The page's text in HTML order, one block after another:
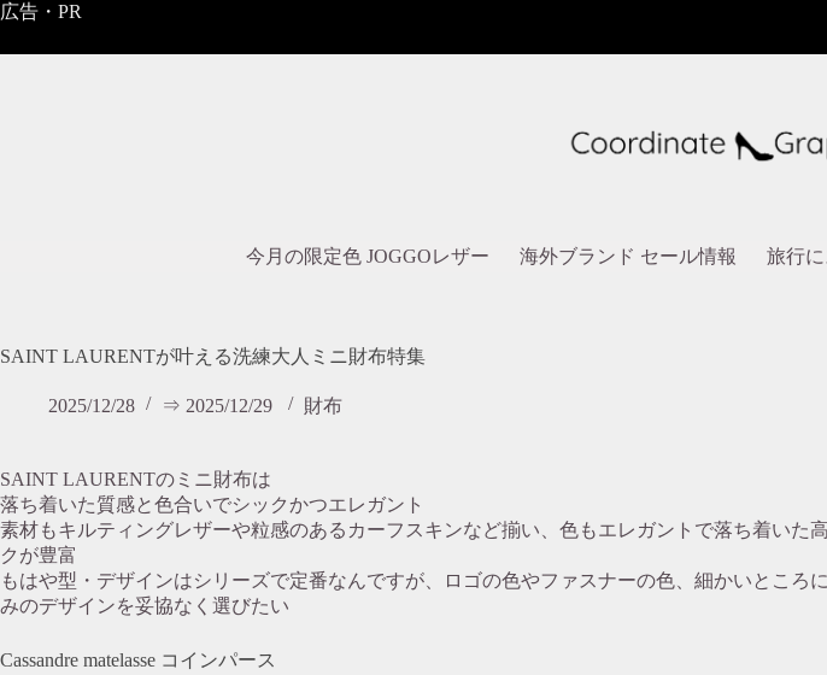
コ
テ
広告・PR
今月の限定色 JOGGOレザー 海外ブランド セール情報 旅行
SAINT LAURENTが叶える洗練大人ミニ財布特集
2025/12/28 ⇒ 2025/12/29 財布
SAINT LAURENTのミニ財布は
落ち着いた質感と色合いでシックかつエレガント
素材もキルティングレザーや粒感のあるカーフスキンなど揃い、色もエレガントで落ち着いた
クが豊富
もはや型・デザインはシリーズで定番なんですが、ロゴの色やファスナーの色、細かいところ
みのデザインを妥協なく選びたい
Cassandre matelasse コインパース